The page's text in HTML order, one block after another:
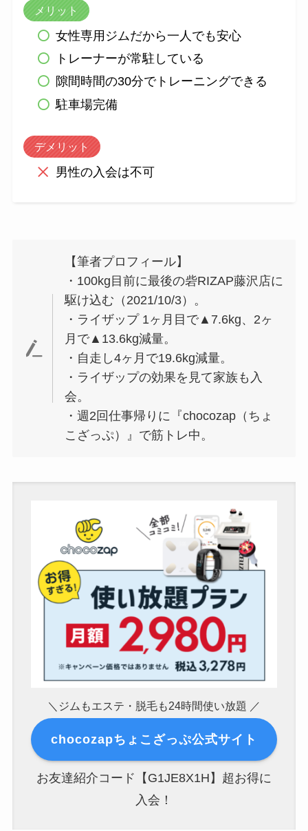
メリット
女性専用ジムだから一人でも安心
トレーナーが常駐している
隙間時間の30分でトレーニングできる
駐車場完備
デメリット
男性の入会は不可
【筆者プロフィール】
・100kg目前に最後の砦RIZAP藤沢店に
駆け込む（2021/10/3）。
・ライザップ 1ヶ月目で▲7.6kg、2ヶ
月で▲13.6kg減量。
・自走し4ヶ月で19.6kg減量。
・ライザップの効果を見て家族も入
会。
・週2回仕事帰りに『chocozap（ちょ
こざっぷ）』で筋トレ中。
＼ジムもエステ・脱毛も24時間使い放題 ／
chocozapちょこざっぷ公式サイト
お友達紹介コード【G1JE8X1H】超お得に
入会！